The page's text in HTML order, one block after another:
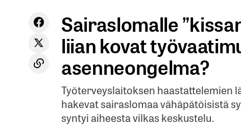
Sairaslomalle
liian kovat
asenneongelma?
Työterveyslaitoksen haastattelemien
hakevat sairaslomaa vähäpätöisistä
syntyi aiheesta vilkas keskustelu.